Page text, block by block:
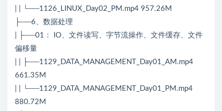
| | └──1126_LINUX_Day02_PM.mp4 957.26M
├──6、数据处理
| ├──01： IO、文件读写、字节流操作、文件缓存、文件
偏移量
| | ├──1129_DATA_MANAGEMENT_Day01_AM.mp4
661.35M
| | └──1129_DATA_MANAGEMENT_Day01_PM.mp4
880.72M